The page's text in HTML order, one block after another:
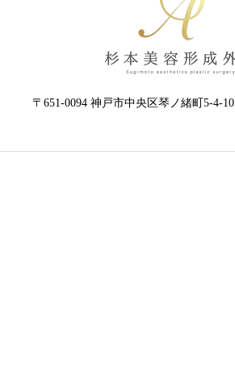
〒651-0094 神戸市中央区琴ノ緒町5-4-10